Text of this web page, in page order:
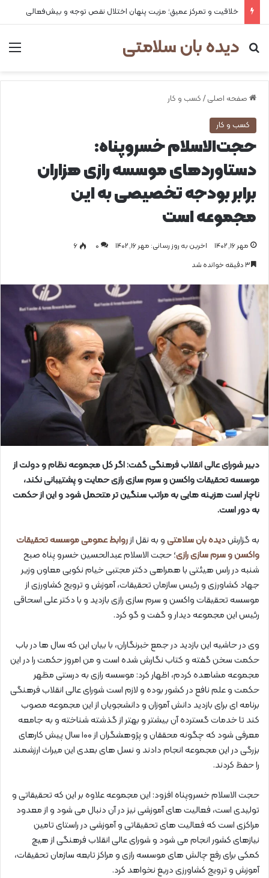
خلاقیت و تمرکز عمیق؛ مزیت پنهان اختلال نقص توجه و بیش‌فعالی
دیده بان سلامتی
جستجو برای
صفحه اصلی / کسب و کار
کسب و کار
حجت‌الاسلام خسروپناه:
دستاوردهای موسسه رازی هزاران
برابر بودجه تخصیصی به این
مجموعه است
مهر ۱۶, ۱۴۰۲ اخرین به روز رسانی: مهر ۱۶, ۱۴۰۲ 0
۶
دبیر شورای عالی انقلاب فرهنگی گفت: اگر کل مجموعه نظام و دولت از
موسسه تحقیقات واکسن و سرم سازی رازی حمایت و پشتیبانی نکند،
ناچار است هزینه هایی به مراتب سنگین تر متحمل شود و این از حکمت
به دور است.
به گزارشدیده بان سلامتیو به نقل ازروابط عمومی موسسه تحقیقات
واکسن و سرم سازی رازی؛ حجت الاسلام عبدالحسین خسرو پناه صبح
شنبه در راس هیئتی با همراهی دکتر مجتبی خیام نکویی معاون وزیر
جهاد کشاورزی و رئیس سازمان تحقیقات، آموزش و ترویج کشاورزی از
موسسه تحقیقات واکسن و سرم سازی رازی بازدید و با دکتر علی اسحاقی
رئیس این مجموعه دیدار و گفت و گو کرد.
وی در حاشیه این بازدید در جمع خبرنگاران، با بیان این که سال ها در باب
حکمت سخن گفته و کتاب نگارش شده است و من امروز حکمت را در این
مجموعه مشاهده کردم، اظهار کرد: موسسه رازی به درستی مظهر
حکمت و علم نافع در کشور بوده و لازم است شورای عالی انقلاب فرهنگی
برنامه ای برای بازدید دانش آموزان و دانشجویان از این مجموعه مصوب
کند تا خدمات گسترده آن بیشتر و بهتر از گذشته شناخته و به جامعه
معرفی شود که چگونه محققان و پژوهشگران از ۱۰۰ سال پیش کارهای
بزرگی در این مجموعه انجام دادند و نسل های بعدی این میراث ارزشمند
را حفظ کردند.
حجت الاسلام خسروپناه افزود: این مجموعه علاوه بر این که تحقیقاتی و
تولیدی است، فعالیت های آموزشی نیز در آن دنبال می شود و از معدود
مراکزی است که فعالیت های تحقیقاتی و آموزشی در راستای تامین
نیازهای کشور انجام می شود و شورای عالی انقلاب فرهنگی از هیچ
کمکی برای رفع چالش های موسسه رازی و مراکز تابعه سازمان تحقیقات،
آموزش و ترویج کشاورزی دریغ نخواهد کرد.